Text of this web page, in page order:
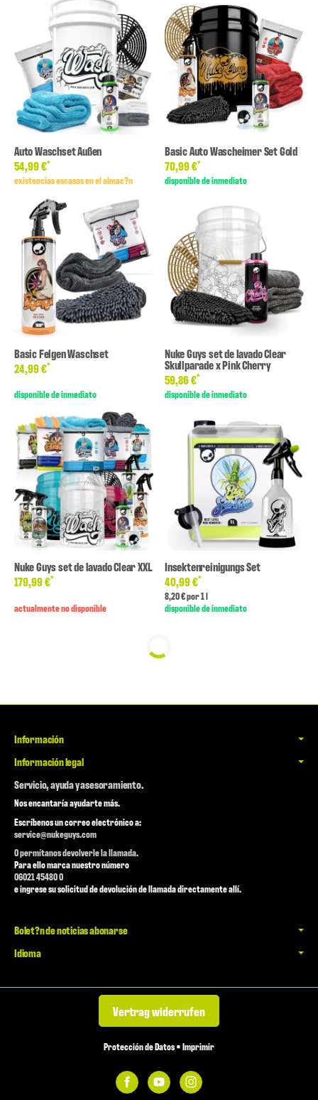
Auto Waschset Außen
54,99 €*
existencias escasas en el almac?n
Basic Auto Wascheimer Set Gold
70,99 €*
disponible de inmediato
Basic Felgen Waschset
24,99 €*
disponible de inmediato
Nuke Guys set de lavado Clear
Skullparade x Pink Cherry
59,86 €*
disponible de inmediato
Nuke Guys set de lavado Clear XXL
179,99 €*
actualmente no disponible
Insektenreinigungs Set
40,99 €*
8,20 € por 1 l
disponible de inmediato
Información
Información legal
Servicio, ayuda y asesoramiento.
Nos encantaría ayudarte más.
Escríbenos un correo electrónico a:
service@nukeguys.com
O permítanos devolverle la llamada.
Para ello marca nuestro número
06021 45480 0
e ingrese su solicitud de devolución de llamada directamente allí.
Bolet?n de noticias abonarse
Idioma
Vertrag widerrufen
Protección de Datos•Imprimir